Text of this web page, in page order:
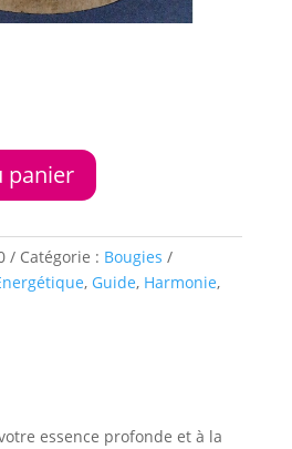
panier
Catégorie : Bougies
, Guide, Harmonie,
essence profonde et à la